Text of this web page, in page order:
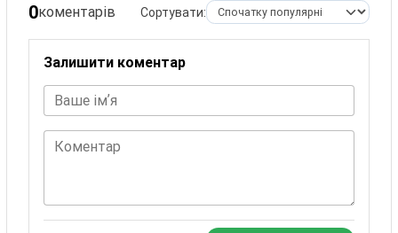
0коментарів Сортувати:
Залишити коментар
Ваше імʼя
Коментар